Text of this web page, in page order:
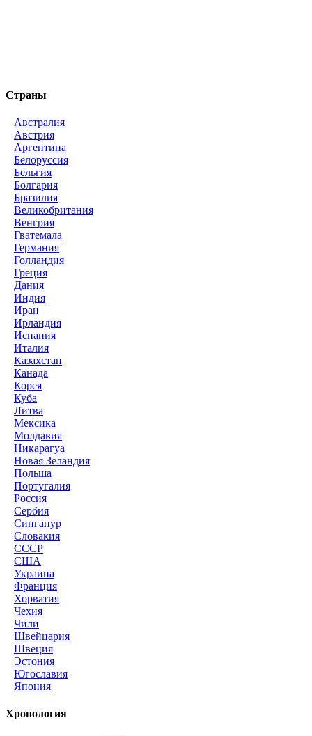
Страны
Австралия
Австрия
Аргентина
Белоруссия
Бельгия
Болгария
Бразилия
Великобритания
Венгрия
Гватемала
Германия
Голландия
Греция
Дания
Индия
Иран
Ирландия
Испания
Италия
Казахстан
Канада
Корея
Куба
Литва
Мексика
Молдавия
Никарагуа
Новая Зеландия
Польша
Португалия
Россия
Сербия
Сингапур
Словакия
СССР
США
Украина
Франция
Хорватия
Чехия
Чили
Швейцария
Швеция
Эстония
Югославия
Япония
Хронология